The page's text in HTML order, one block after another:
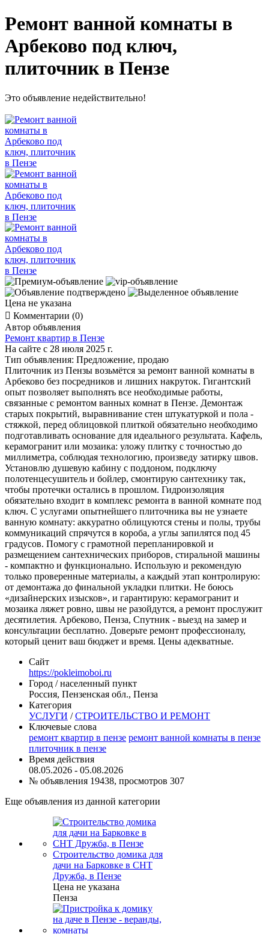
Ремонт ванной комнаты в
Арбеково под ключ,
плиточник в Пензе
Это объявление недействительно!
Цена не указана
 Комментарии (0)
Автор объявления
Ремонт квартир в Пензе
На сайте с 28 июля 2025 г.
Тип объявления: Предложение, продаю
Плиточник из Пензы возьмётся за ремонт ванной комнаты в
Арбеково без посредников и лишних накруток. Гигантский
опыт позволяет выполнять все необходимые работы,
связанные с ремонтом ванных комнат в Пензе. Демонтаж
старых покрытий, выравнивание стен штукатуркой и пола -
стяжкой, перед облицовкой плиткой обязательно необходимо
подготавливать основание для идеального результата. Кафель,
керамогранит или мозаика: уложу плитку с точностью до
миллиметра, соблюдая технологию, произведу затирку швов.
Установлю душевую кабину с поддоном, подключу
полотенцесушитель и бойлер, смонтирую сантехнику так,
чтобы протечки остались в прошлом. Гидроизоляция
обязательно входит в комплекс ремонта в ванной комнате под
ключ. С услугами опытнейшего плиточника вы не узнаете
ванную комнату: аккуратно облицуются стены и полы, трубы
коммуникаций спрячутся в короба, а углы запилятся под 45
градусов. Помогу с грамотной перепланировкой и
размещением сантехнических приборов, стиральной машины
- компактно и функционально. Использую и рекомендую
только проверенные материалы, а каждый этап контролирую:
от демонтажа до финальной укладки плитки. Не боюсь
«дизайнерских изысков», и гарантирую: керамогранит и
мозаика ляжет ровно, швы не разойдутся, а ремонт прослужит
десятилетия. Арбеково, Пенза, Спутник - выезд на замер и
консультации бесплатно. Доверьте ремонт профессионалу,
который ценит ваш бюджет и время. Цены адекватные.
Сайт
https://pokleimoboi.ru
Город / населенный пункт
Россия, Пензенская обл., Пенза
Категория
УСЛУГИ /СТРОИТЕЛЬСТВО И РЕМОНТ
Ключевые слова
ремонт квартир в пензе ремонт ванной комнаты в пензе
плиточник в пензе
Время действия
08.05.2026 - 05.08.2026
№ объявления 19438, просмотров 307
Еще объявления из данной категории
Строительство домика для
дачи на Барковке в СНТ
Дружба, в Пензе
Цена не указана
Пенза